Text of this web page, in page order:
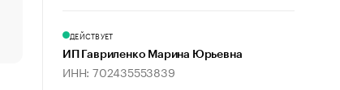
ДЕЙСТВУЕТ
ИП Гавриленко Марина Юрьевна
ИНН: 702435553839